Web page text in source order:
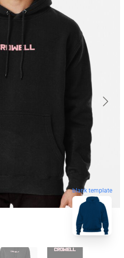
blank template